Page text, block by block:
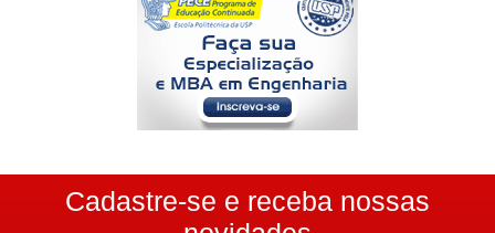
Cadastre-se e receba nossas